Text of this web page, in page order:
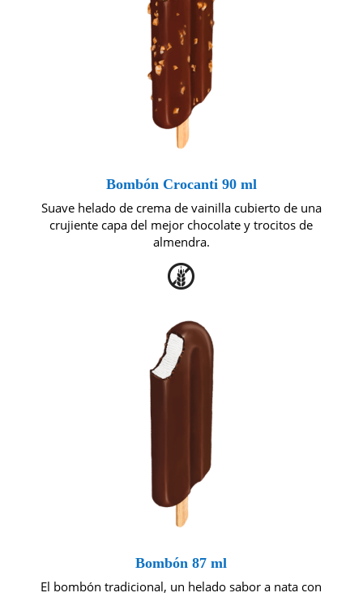
Bombón Crocanti 90 ml
Suave helado de crema de vainilla cubierto de una
crujiente capa del mejor chocolate y trocitos de
almendra.
Bombón 87 ml
El bombón tradicional, un helado sabor a nata con